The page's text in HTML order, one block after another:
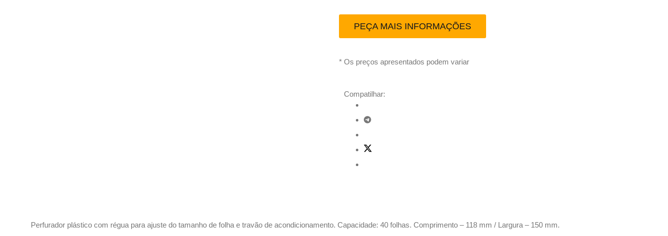
PEÇA MAIS INFORMAÇÕES
* Os preços apresentados podem variar
Compatilhar:
Perfurador plástico com régua para ajuste do tamanho de folha e travão de acondicionamento. Capacidade: 40 folhas. Comprimento – 118 mm / Largura – 150 mm.